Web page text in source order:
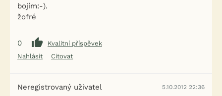
bojím:-).
žofré
0
Kvalitní příspěvek
Nahlásit
Citovat
Neregistrovaný uživatel 5.10.2012 22:36